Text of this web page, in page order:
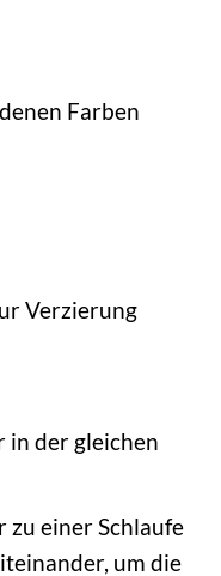
Farben
Verzierung
in der gleichen
zu einer Schlaufe
um die